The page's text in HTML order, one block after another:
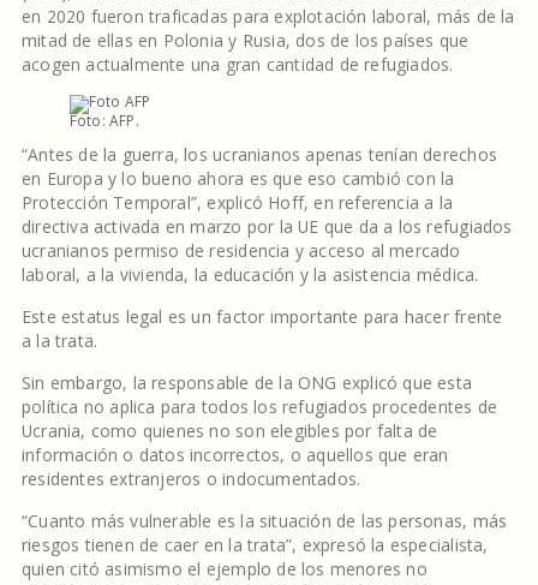
en 2020 fueron traficadas para explotación laboral, más de la
mitad de ellas en Polonia y Rusia, dos de los países que
acogen actualmente una gran cantidad de refugiados.
Foto: AFP.
“Antes de la guerra, los ucranianos apenas tenían derechos
en Europa y lo bueno ahora es que eso cambió con la
Protección Temporal”, explicó Hoff, en referencia a la
directiva activada en marzo por la UE que da a los refugiados
ucranianos permiso de residencia y acceso al mercado
laboral, a la vivienda, la educación y la asistencia médica.
Este estatus legal es un factor importante para hacer frente
a la trata.
Sin embargo, la responsable de la ONG explicó que esta
política no aplica para todos los refugiados procedentes de
Ucrania, como quienes no son elegibles por falta de
información o datos incorrectos, o aquellos que eran
residentes extranjeros o indocumentados.
“Cuanto más vulnerable es la situación de las personas, más
riesgos tienen de caer en la trata”, expresó la especialista,
quien citó asimismo el ejemplo de los menores no